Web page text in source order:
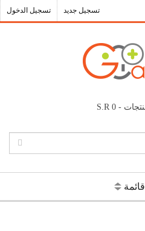
تسجيل الدخول تسجيل جديد
قائمة